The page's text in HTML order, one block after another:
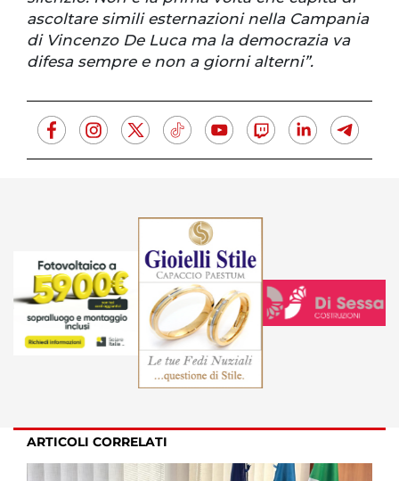
ascoltare simili esternazioni nella Campania
di Vincenzo De Luca ma la democrazia va
difesa sempre e non a giorni alterni”.
ARTICOLI CORRELATI